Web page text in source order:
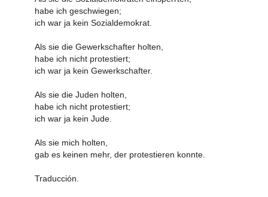
habe ich geschwiegen;
ich war ja kein Sozialdemokrat.
Als sie die Gewerkschafter holten,
habe ich nicht protestiert;
ich war ja kein Gewerkschafter.
Als sie die Juden holten,
habe ich nicht protestiert;
ich war ja kein Jude.
Als sie mich holten,
gab es keinen mehr, der protestieren konnte.
Traducción.